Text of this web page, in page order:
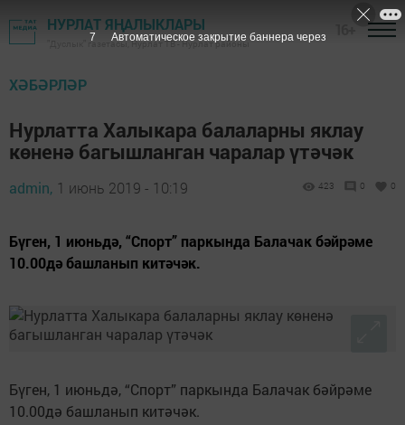
НУРЛАТ ЯҢАЛЫКЛАРЫ
"Дуслык" газетасы, Нурлат ТВ - Нурлат районы
ХӘБӘРЛӘР
Нурлатта Халыкара балаларны яклау
көненә багышланган чаралар үтәчәк
admin, 1 июнь 2019 - 10:19 423 0 0
Бүген, 1 июньдә, “Спорт” паркында Балачак бәйрәме
10.00дә башланып китәчәк.
Бүген, 1 июньдә, “Спорт” паркында Балачак бәйрәме
10.00дә башланып китәчәк.
6 Автоматическое закрытие баннера через